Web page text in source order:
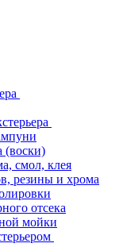
(воски)
смол, клея
резины и хрома
отсека
мойки